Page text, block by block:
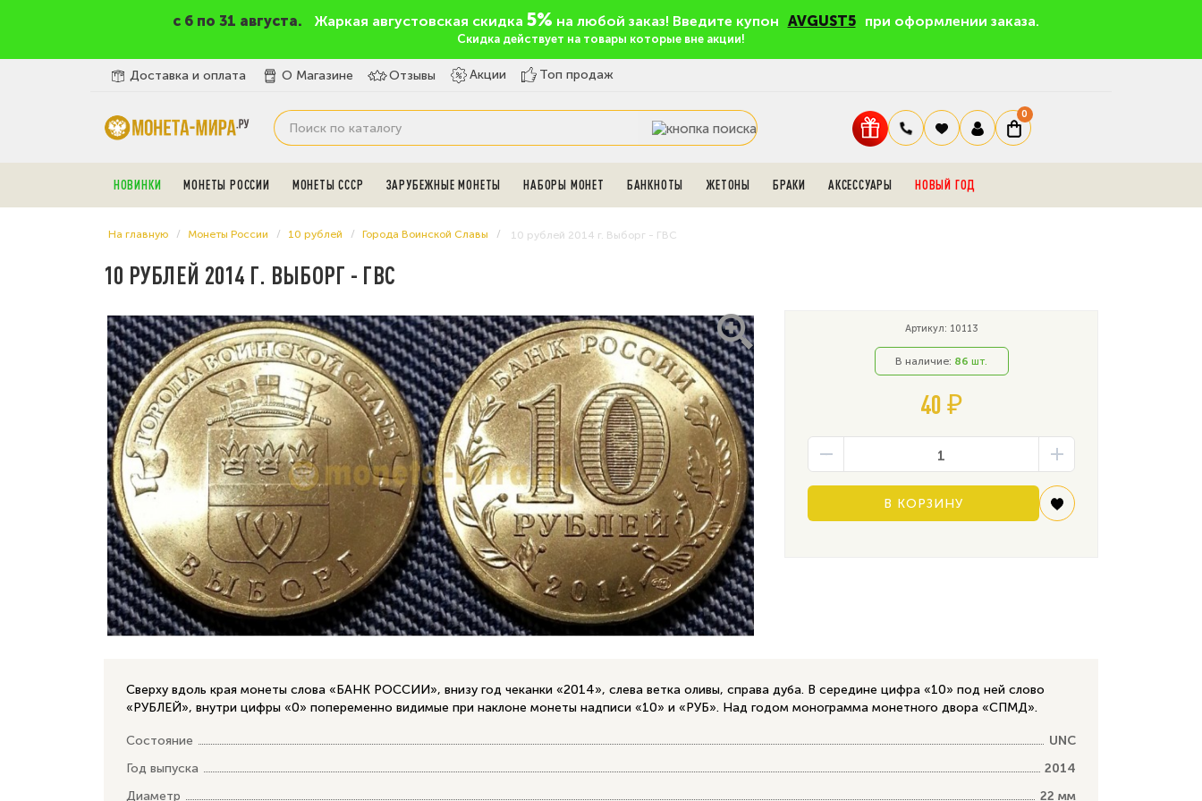
c 6 по 31 августа. Жаркая августовская скидка 5% на любой заказ! Введите купон AVGUST5 при оформлении заказа.
Скидка действует на товары которые вне акции!
Доставка и оплата О Магазине Отзывы Акции Топ продаж
0
НОВИНКИ МОНЕТЫ РОССИИ МОНЕТЫ СССР ЗАРУБЕЖНЫЕ МОНЕТЫ НАБОРЫ МОНЕТ БАНКНОТЫ ЖЕТОНЫ БРАКИ АКСЕССУАРЫ НОВЫЙ ГОД
На главную Монеты России 10 рублей Города Воинской Славы 10 рублей 2014 г. Выборг - ГВС
10 РУБЛЕЙ 2014 Г. ВЫБОРГ - ГВС
Артикул: 10113
В наличие: 86 шт.
40 ₽
В КОРЗИНУ
Сверху вдоль края монеты слова «БАНК РОССИИ», внизу год чеканки «2014», слева ветка оливы, справа дуба. В середине цифра «10» под ней слово
«РУБЛЕЙ», внутри цифры «0» попеременно видимые при наклоне монеты надписи «10» и «РУБ». Над годом монограмма монетного двора «СПМД».
Состояние
UNC
Год выпуска
2014
Диаметр
22 мм